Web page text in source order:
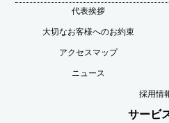
代表挨拶
大切なお客様へのお約束
アクセスマップ
ニュース
採用情
サービ